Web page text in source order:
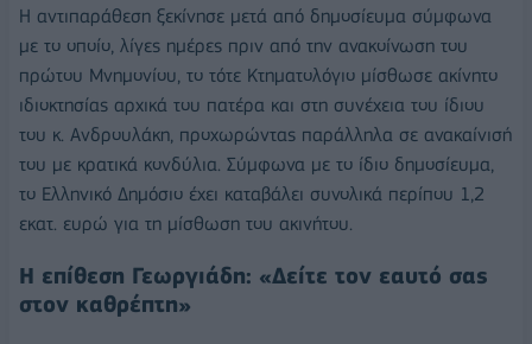
Η αντιπαράθεση ξεκίνησε μετά από δημοσίευμα σύμφωνα
με το οποίο, λίγες ημέρες πριν από την ανακοίνωση του
πρώτου Μνημονίου, το τότε Κτηματολόγιο μίσθωσε ακίνητο
ιδιοκτησίας αρχικά του πατέρα και στη συνέχεια του ίδιου
του κ. Ανδρουλάκη, προχωρώντας παράλληλα σε ανακαίνισή
του με κρατικά κονδύλια. Σύμφωνα με το ίδιο δημοσίευμα,
το Ελληνικό Δημόσιο έχει καταβάλει συνολικά περίπου 1,2
εκατ. ευρώ για τη μίσθωση του ακινήτου.
Η επίθεση Γεωργιάδη: «Δείτε τον εαυτό σας
στον καθρέπτη»